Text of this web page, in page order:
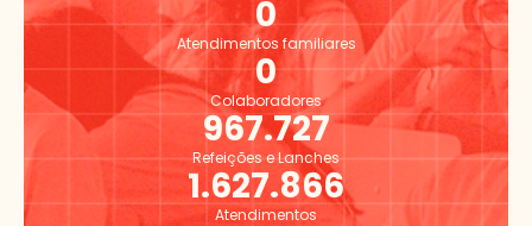
Atendimentos familiares
0
Colaboradores
0
Refeições e Lanches
967.727
Atendimentos
1.627.866